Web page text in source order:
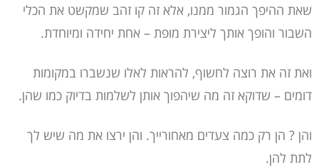
שאת ההיפך הגמור ממנו, אלא זה קו זהב שמקשט את הכלי
השבור והופך אותך ליצירת מופת – אחת יחידה ומיוחדת.
ואת זה את רוצה לחשוף, להראות לאלו שנשברו במקומות
דומים – שדוקא זה מה שיהפוך אותן לשלמות בדיוק כמו שהן.
והן ? הן רק כמה צעדים מאחורייך. והן ירצו את מה שיש לך
לתת להן.